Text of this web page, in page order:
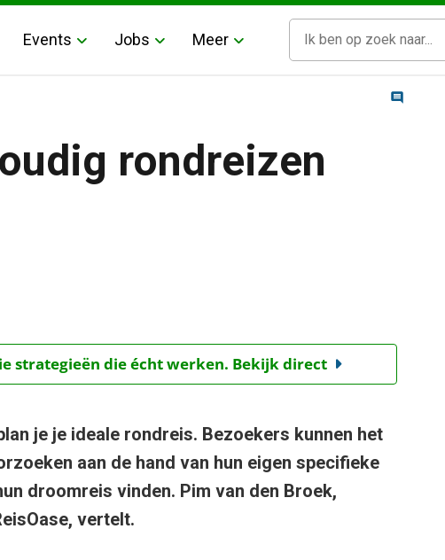
Events Jobs Meer
rondreizen
strategieën die écht werken. Bekijk direct
je je ideale rondreis. Bezoekers kunnen het
aan de hand van hun eigen specifieke
droomreis vinden. Pim van den Broek,
vertelt.